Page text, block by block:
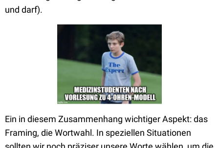
und darf).
Ein in diesem Zusammenhang wichtiger Aspekt: das
Framing, die Wortwahl. In speziellen Situationen